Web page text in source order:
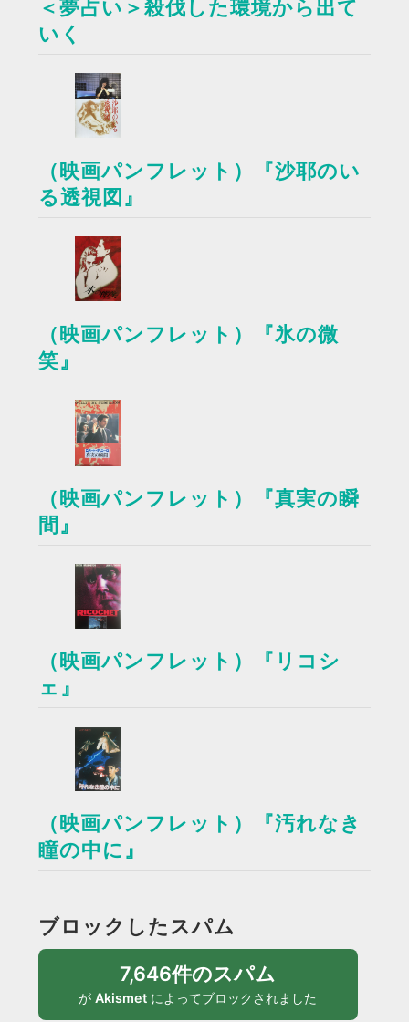
＜夢占い＞殺伐した環境から出て
いく
（映画パンフレット）『沙耶のい
る透視図』
（映画パンフレット）『氷の微
笑』
（映画パンフレット）『真実の瞬
間』
（映画パンフレット）『リコシ
ェ』
（映画パンフレット）『汚れなき
瞳の中に』
ブロックしたスパム
7,646件のスパム
がAkismet によってブロックされました